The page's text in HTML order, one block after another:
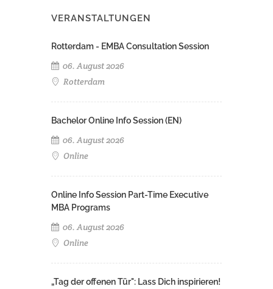
VERANSTALTUNGEN
Rotterdam - EMBA Consultation Session
06. August 2026
Rotterdam
Bachelor Online Info Session (EN)
06. August 2026
Online
Online Info Session Part-Time Executive
MBA Programs
06. August 2026
Online
„Tag der offenen Tür": Lass Dich inspirieren!